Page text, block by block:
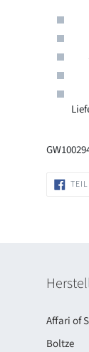
Affari of
Boltze